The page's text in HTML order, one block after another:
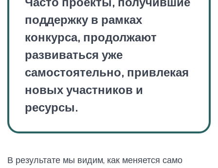
поддержку в рамках
конкурса, продолжают
развиваться уже
самостоятельно, привлекая
новых участников и
ресурсы.
В результате мы видим, как меняется само